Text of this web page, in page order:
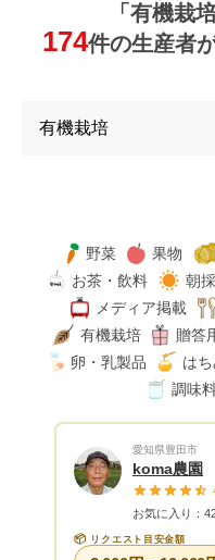
「有機栽
174件の生産者
野菜 果物
お茶・飲料
朝
メディア掲載
有機栽培
贈答
卵・乳製品
は
調味
愛知県豊田市
koma農園
お気に入り：
📦 リクエスト目安金額